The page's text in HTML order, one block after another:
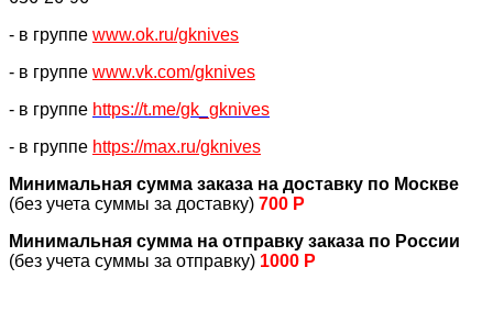
- в группе www.ok.ru/gknives
- в группе www.vk.com/gknives
- в группе https://t.me/gk_gknives
- в группе https://max.ru/gknives
Минимальная сумма заказа на доставку по Москве
(без учета суммы за доставку) 700 Р
Минимальная сумма на отправку заказа по России
(без учета суммы за отправку) 1000 Р